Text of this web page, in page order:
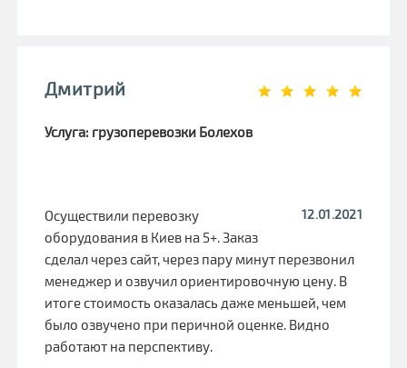
Дмитрий
Услуга: грузоперевозки Болехов
12.01.2021
Осуществили перевозку
оборудования в Киев на 5+. Заказ
сделал через сайт, через пару минут перезвонил
менеджер и озвучил ориентировочную цену. В
итоге стоимость оказалась даже меньшей, чем
было озвучено при перичной оценке. Видно
работают на перспективу.